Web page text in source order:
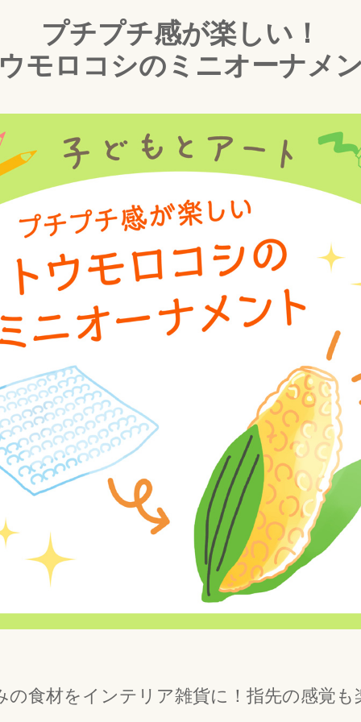
プチプチ感が楽しい！
モロコシのミニオーナメ
の食材をインテリア雑貨に！指先の感覚も